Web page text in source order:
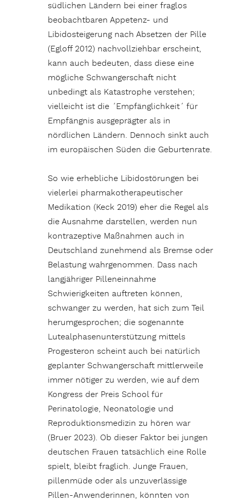
südlichen Ländern bei einer fraglos
beobachtbaren Appetenz- und
Libidosteigerung nach Absetzen der Pille
(Egloff 2012) nachvollziehbar erscheint,
kann auch bedeuten, dass diese eine
mögliche Schwangerschaft nicht
unbedingt als Katastrophe verstehen;
vielleicht ist die ´Empfänglichkeit´ für
Empfängnis ausgeprägter als in
nördlichen Ländern. Dennoch sinkt auch
im europäischen Süden die Geburtenrate.
So wie erhebliche Libidostörungen bei
vielerlei pharmakotherapeutischer
Medikation (Keck 2019) eher die Regel als
die Ausnahme darstellen, werden nun
kontrazeptive Maßnahmen auch in
Deutschland zunehmend als Bremse oder
Belastung wahrgenommen. Dass nach
langjähriger Pilleneinnahme
Schwierigkeiten auftreten können,
schwanger zu werden, hat sich zum Teil
herumgesprochen; die sogenannte
Lutealphasenunterstützung mittels
Progesteron scheint auch bei natürlich
geplanter Schwangerschaft mittlerweile
immer nötiger zu werden, wie auf dem
Kongress der Preis School für
Perinatologie, Neonatologie und
Reproduktionsmedizin zu hören war
(Bruer 2023). Ob dieser Faktor bei jungen
deutschen Frauen tatsächlich eine Rolle
spielt, bleibt fraglich. Junge Frauen,
pillenmüde oder als unzuverlässige
Pillen-Anwenderinnen, könnten von